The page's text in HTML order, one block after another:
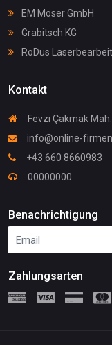
EM Moser GmbH
Grabitsch KG
RoDus
Kontakt
Fevzi Çakmak Mah.
info@online-
+43 660 8660983
00000000
Benachrichtigung
Zahlungsarten